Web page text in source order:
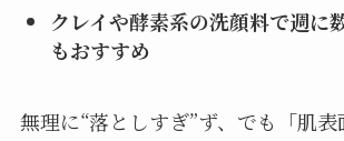
クレイや酵素系の洗顔料で週に
もおすすめ
無理に“落としすぎ”ず、でも「肌表